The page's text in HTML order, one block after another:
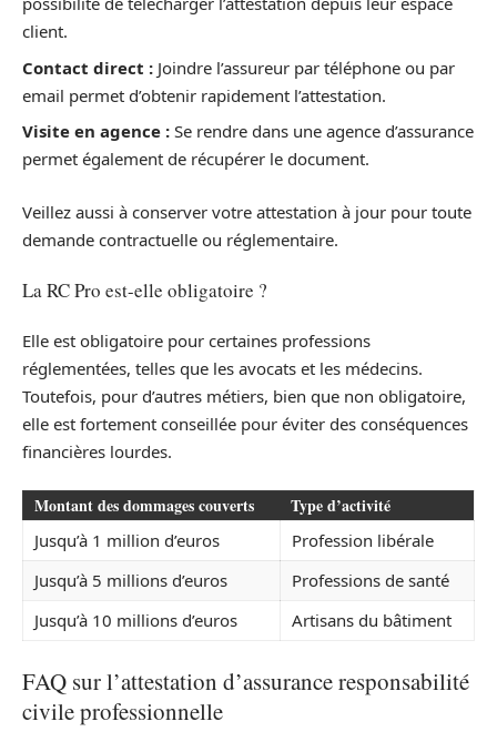
client.
Contact direct : Joindre l’assureur par téléphone ou par
email permet d’obtenir rapidement l’attestation.
Visite en agence : Se rendre dans une agence d’assurance
permet également de récupérer le document.
Veillez aussi à conserver votre attestation à jour pour toute
demande contractuelle ou réglementaire.
La RC Pro est-elle obligatoire ?
Elle est obligatoire pour certaines professions
réglementées, telles que les avocats et les médecins.
Toutefois, pour d’autres métiers, bien que non obligatoire,
elle est fortement conseillée pour éviter des conséquences
financières lourdes.
Montant des dommages couverts Type d’activité
Jusqu’à 1 million d’euros
Profession libérale
Jusqu’à 5 millions d’euros
Professions de santé
Jusqu’à 10 millions d’euros
Artisans du bâtiment
FAQ sur l’attestation d’assurance responsabilité
civile professionnelle